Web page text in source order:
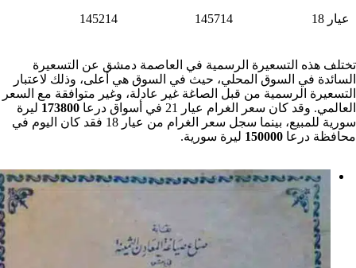
عيار 18
145714
145214
تختلف هذه التسعيرة الرسمية في العاصمة دمشق عن التسعيرة
السائدة في السوق المحلي، حيث في السوق هي أعلى، وذلك لاعتبار
التسعيرة الرسمية من قبل الصاغة غير عادلة، وغير متوافقة مع السعر
العالمي. وقد كان سعر الغرام عيار 21 في أسواق درعا
173800 ليرة
سورية للمبيع، بينما سجل سعر الغرام من عيار 18 فقد كان اليوم في
محافظة درعا 150000 ليرة سورية.